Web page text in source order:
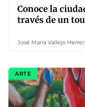
Conoce la
través de un
José María Vallejo
ARTE